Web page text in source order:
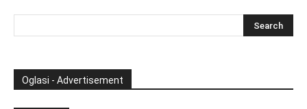
Oglasi - Advertisement